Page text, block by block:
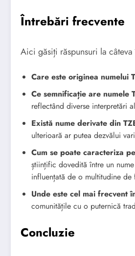
Întrebări frecvente
Aici găsiți răspunsuri la câteva
Care este originea numelui
Ce semnificație are numele
reflectând diverse interpretări
Există nume derivate din
ulterioară ar putea dezvălui
Cum se poate caracteriza
științific dovedită între un
influențată de o multitudine de
Unde este cel mai frecvent
comunitățile cu o puternică
Concluzie